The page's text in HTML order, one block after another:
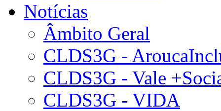
Notícias
Âmbito Geral
CLDS3G -
CLDS3G - Vale
CLDS3G - VIDA